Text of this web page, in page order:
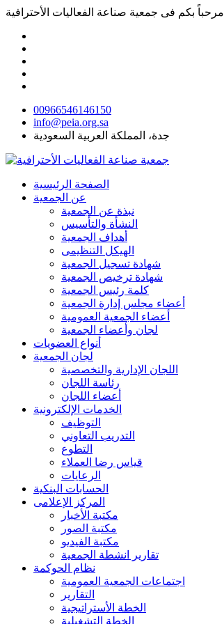
مرحباً بكم فى جمعية صناعة الفعاليات الأحترافية
00966546146150
info@peia.org.sa
جدة، المملكة العربية السعودية
الصفحة الرئيسية
عن الجمعية
نبذة عن الجمعية
النشأة والتأسيس
أهداف الجمعية
الهيكل التنظيمى
شهادة تسجيل الجمعية
شهادة ترخيص الجمعية
كلمة رئيس الجمعية
أعضاء مجلس إدارة الجمعية
أعضاء الجمعية العمومية
لجان وأعضاء الجمعية
أنواع العضويات
لجان الجمعية
اللجان الإدارية والتخصصية
رئاسة اللجان
أعضاء اللجان
الخدمات الإلكترونية
التوظيف
التدريب التعاوني
التطوع
قياس رضا العملاء
الرعايات
الحسابات البنكية
المركز الإعلامى
مكتبة الأخبار
مكتبة الصور
مكتبة الفيديو
تقارير انشطة الجمعية
نظام الحوكمة
اجتماعات الجمعية العمومية
التقارير
الخطة الأستراتيجية
الخطة التشغيلية